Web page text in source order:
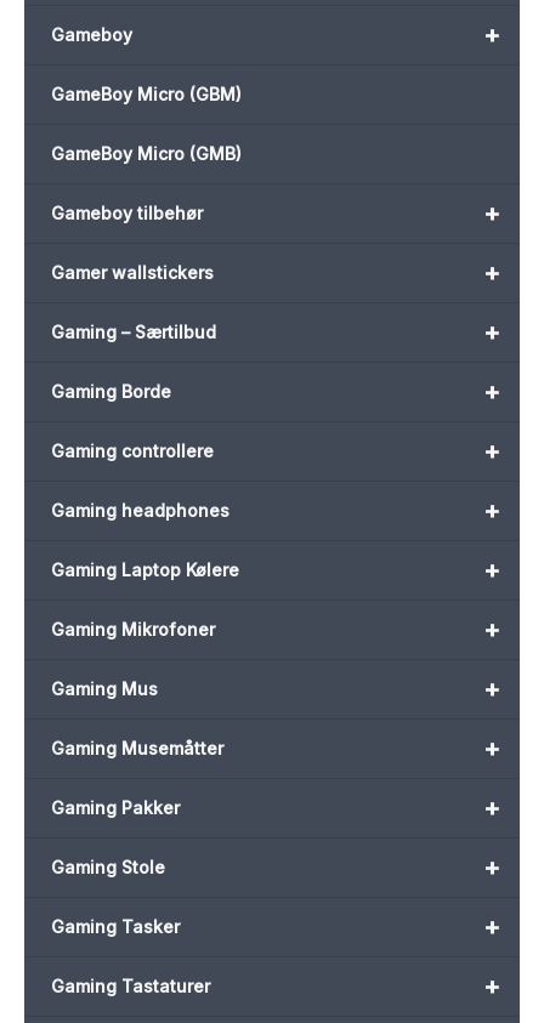
+
Gameboy
GameBoy Micro (GBM)
GameBoy Micro (GMB)
+
Gameboy tilbehør
+
Gamer wallstickers
+
Gaming – Særtilbud
+
Gaming Borde
+
Gaming controllere
+
Gaming headphones
+
Gaming Laptop Kølere
+
Gaming Mikrofoner
+
Gaming Mus
+
Gaming Musemåtter
+
Gaming Pakker
+
Gaming Stole
+
Gaming Tasker
+
Gaming Tastaturer